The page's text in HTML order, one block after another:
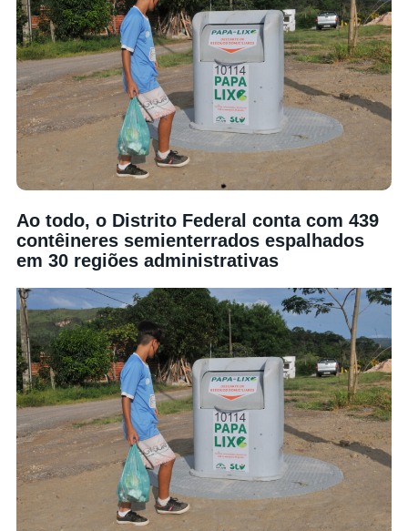
Ao todo, o Distrito Federal conta com 439
contêineres semienterrados espalhados
em 30 regiões administrativas